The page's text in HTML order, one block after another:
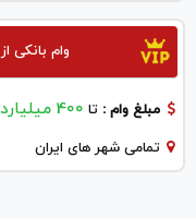
وام بانکی از ۲ تا ۴۰۰ میلیارد با ۳ سال تنفس
مبلغ وام : تا 400 میلیارد
تمامی شهر های ایران